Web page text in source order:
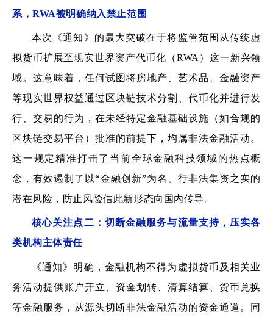
系，RWA被明确纳入禁止范围
本次《通知》的最大突破在于将监管范围从传统虚
拟货币扩展至现实世界资产代币化（RWA）这一新兴领
域。这意味着，任何试图将房地产、艺术品、金融资产
等现实世界权益通过区块链技术分割、代币化并进行发
行、交易的行为，在未经特定金融基础设施（如合规的
区块链交易平台）批准的前提下，均属非法金融活动。
这一规定精准打击了当前全球金融科技领域的热点概
念，有效遏制了以“金融创新”为名、行非法集资之实的
潜在风险，防止风险借此新形态向国内传导。
核心关注点二：切断金融服务与流量支持，压实各
类机构主体责任
《通知》明确，金融机构不得为虚拟货币及相关业
务活动提供账户开立、资金划转、清算结算、货币兑换
等金融服务，从源头切断非法金融活动的资金通道。同